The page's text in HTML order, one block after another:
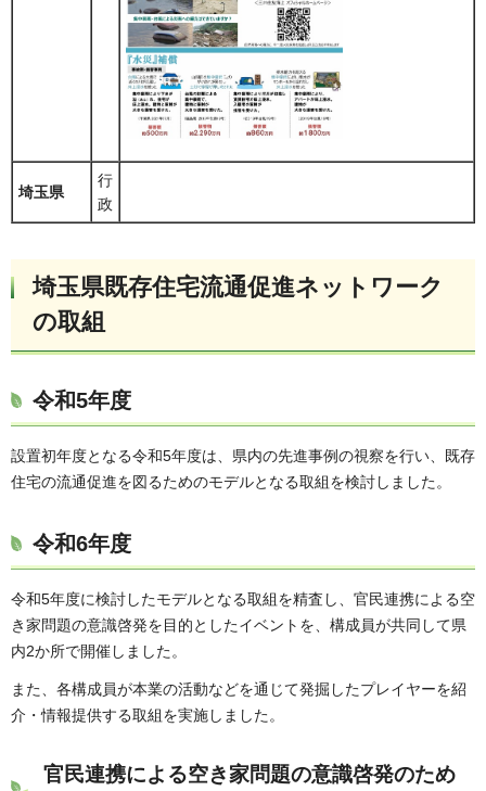
埼玉県
行
政
埼玉県既存住宅流通促進ネットワーク
の取組
令和5年度
設置初年度となる令和5年度は、県内の先進事例の視察を行い、既存
住宅の流通促進を図るためのモデルとなる取組を検討しました。
令和6年度
令和5年度に検討したモデルとなる取組を精査し、官民連携による空
き家問題の意識啓発を目的としたイベントを、構成員が共同して県
内2か所で開催しました。
また、各構成員が本業の活動などを通じて発掘したプレイヤーを紹
介・情報提供する取組を実施しました。
官民連携による空き家問題の意識啓発のため